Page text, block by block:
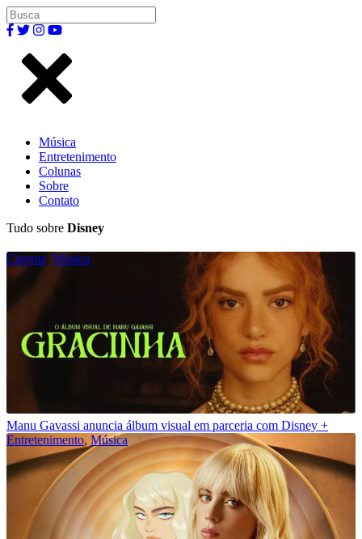
Música
Entretenimento
Colunas
Sobre
Contato
Tudo sobre Disney
Cinema, Música
Manu Gavassi anuncia álbum visual em parceria com Disney +
Entretenimento, Música